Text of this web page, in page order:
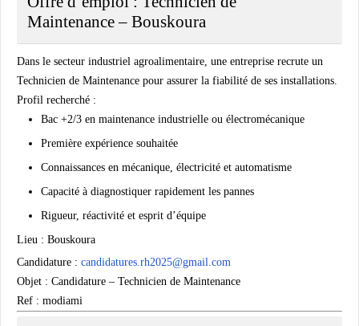
Maintenance – Bouskoura
Dans le secteur industriel agroalimentaire, une entreprise recrute un
Technicien de Maintenance pour assurer la fiabilité de ses installations.
Profil recherché :
Bac +2/3 en maintenance industrielle ou électromécanique
Première expérience souhaitée
Connaissances en mécanique, électricité et automatisme
Capacité à diagnostiquer rapidement les pannes
Rigueur, réactivité et esprit d’équipe
Lieu : Bouskoura
Candidature : candidatures.rh2025@gmail.com
Objet : Candidature – Technicien de Maintenance
Ref : modiami